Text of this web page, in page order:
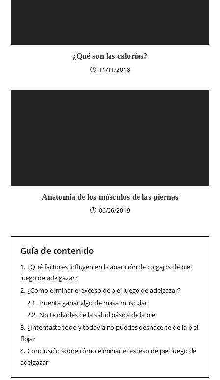
¿Qué son las calorías?
11/11/2018
Anatomía de los músculos de las piernas
06/26/2019
Guía de contenido
1. ¿Qué factores influyen en la aparición de colgajos de piel
luego de adelgazar?
2. ¿Cómo eliminar el exceso de piel luego de adelgazar?
2.1. Intenta ganar algo de masa muscular
2.2. No te olvides de la salud básica de la piel
3. ¿Intentaste todo y todavía no puedes deshacerte de la piel
floja?
4. Conclusión sobre cómo eliminar el exceso de piel luego de
adelgazar